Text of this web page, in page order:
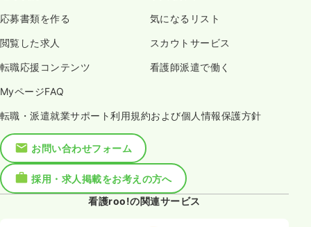
応募書類を作る 気になるリスト
閲覧した求人 スカウトサービス
転職応援コンテンツ 看護師派遣で働く
MyページFAQ
転職・派遣就業サポート利用規約および個人情報保護方針
お問い合わせフォーム
採用・求人掲載をお考えの方へ
看護roo!の関連サービス